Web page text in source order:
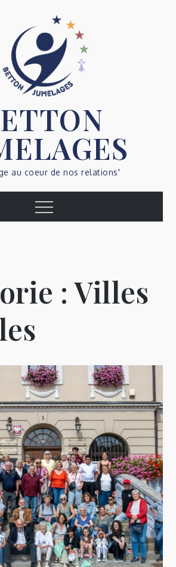
au coeur de nos relations'
Menu
:Villes